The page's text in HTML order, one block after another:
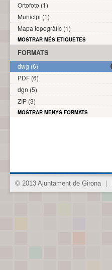
Ortofoto (1)
Municipi (1)
Mapa topogràfic (1)
MOSTRAR MÉS ETIQUETES
FORMATS
dwg (6)
PDF (6)
dgn (5)
ZIP (3)
MOSTRAR MENYS FORMATS
© 2013 Ajuntament de Girona